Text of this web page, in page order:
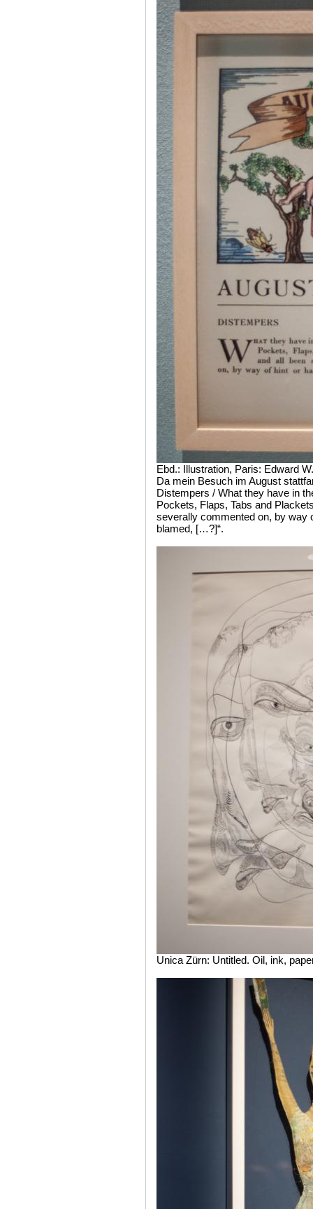
Ebd.: Illustration, Paris: Edward
Da mein Besuch im August
Distempers / What they have in
Pockets, Flaps, Tabs and
severally commented on, by way
blamed, […?]“.
Unica Zürn: Untitled. Oil, ink,